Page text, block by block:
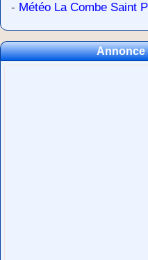
- Météo La Combe Saint
Annonce